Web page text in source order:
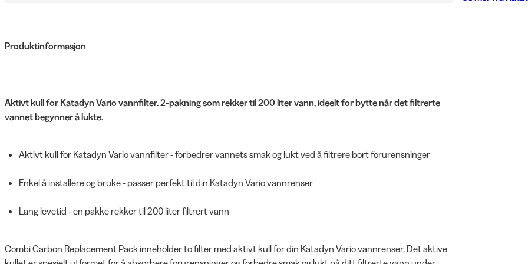
Produktinformasjon
Aktivt kull for Katadyn Vario vannfilter. 2-pakning som rekker til 200 liter vann, ideelt for bytte når det filtrerte
vannet begynner å lukte.
Aktivt kull for Katadyn Vario vannfilter - forbedrer vannets smak og lukt ved å filtrere bort forurensninger
Enkel å installere og bruke - passer perfekt til din Katadyn Vario vannrenser
Lang levetid - en pakke rekker til 200 liter filtrert vann
Combi Carbon Replacement Pack inneholder to filter med aktivt kull for din Katadyn Vario vannrenser. Det aktive